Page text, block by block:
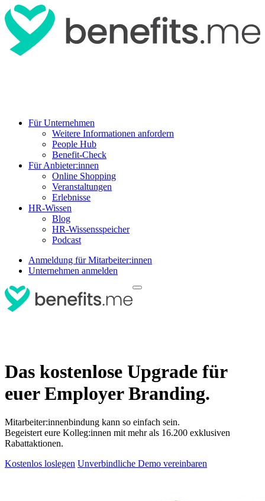
Für Unternehmen
Weitere Informationen anfordern
People Hub
Benefit-Check
Für Anbieter:innen
Online Shopping
Veranstaltungen
Erlebnisse
HR-Wissen
Blog
HR-Wissensspeicher
Podcast
Anmeldung für Mitarbeiter:innen
Unternehmen anmelden
Das kostenlose Upgrade für
euer Employer Branding.
Mitarbeiter:innenbindung kann so einfach sein.
Begeistert eure Kolleg:innen mit mehr als 16.200 exklusiven
Rabattaktionen.
Kostenlos loslegen Unverbindliche Demo vereinbaren